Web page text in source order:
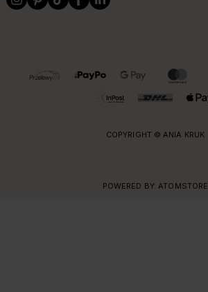
OBSŁUGIWANE FORMY PŁATNOŚCI I DOSTAWY
COPYRIGHT © ANIA KRUK
POWERED BY: ATOMSTORE